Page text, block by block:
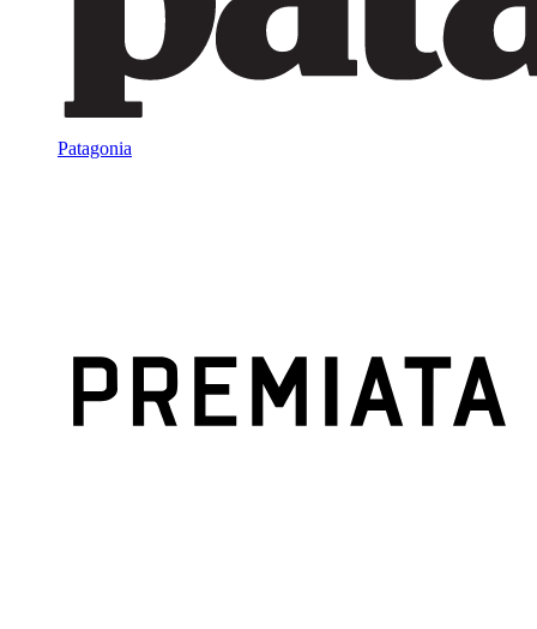
Patagonia